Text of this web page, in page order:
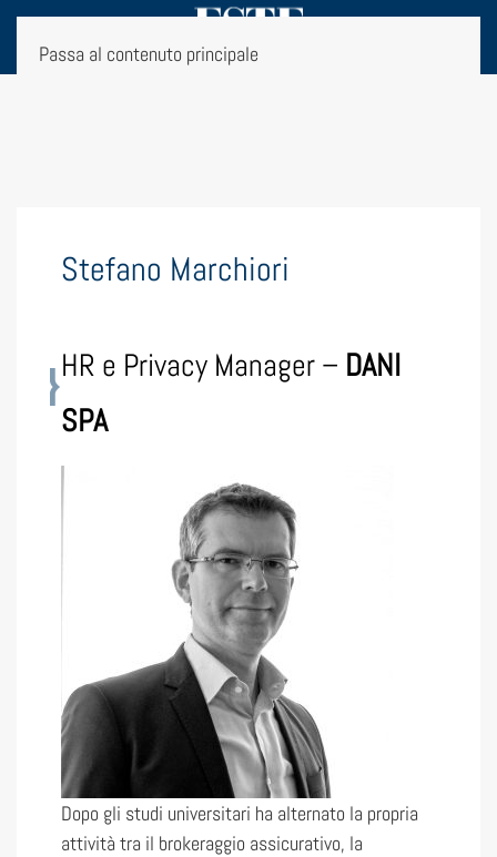
Passa al contenuto principale
Stefano Marchiori
HR e Privacy Manager – DANI
SPA
Dopo gli studi universitari ha alternato la propria
attività tra il brokeraggio assicurativo, la